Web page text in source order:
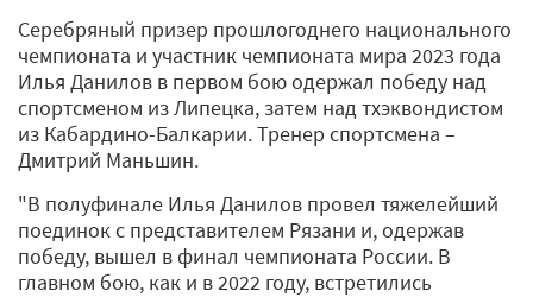
Серебряный призер прошлогоднего национального
чемпионата и участник чемпионата мира 2023 года
Илья Данилов в первом бою одержал победу над
спортсменом из Липецка, затем над тхэквондистом
из Кабардино-Балкарии. Тренер спортсмена –
Дмитрий Маньшин.
"В полуфинале Илья Данилов провел тяжелейший
поединок с представителем Рязани и, одержав
победу, вышел в финал чемпионата России. В
главном бою, как и в 2022 году, встретились